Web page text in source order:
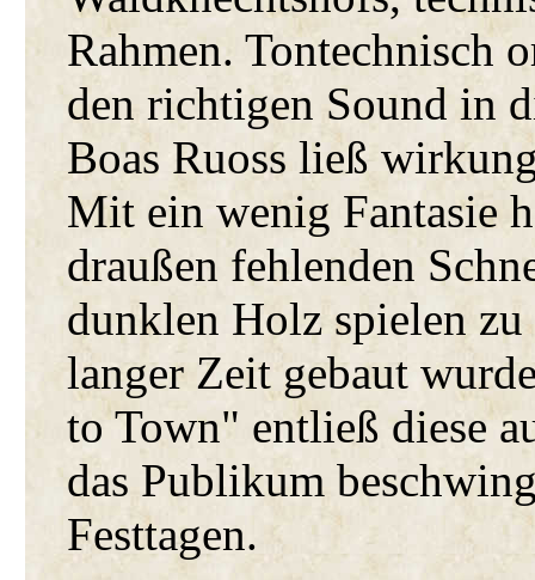
Rahmen. Tontechnisch
den richtigen Sound in
Boas Ruoss ließ
Mit ein wenig Fantasie
draußen fehlenden
dunklen Holz spielen
langer Zeit gebaut
to Town" entließ diese
das Publikum
Festtagen.